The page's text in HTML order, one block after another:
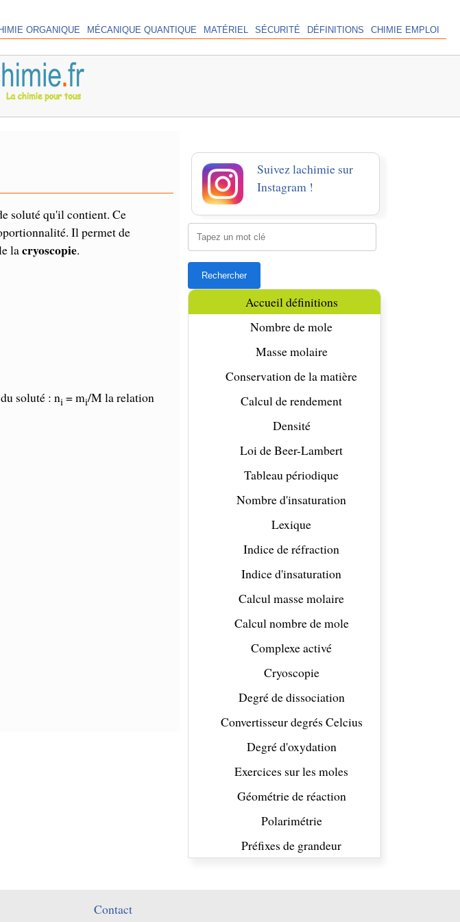
ORGANIQUE MÉCANIQUE QUANTIQUE MATÉRIEL SÉCURITÉ DÉFINITIONS CHIMIE EMPLOI
soluté qu'il contient. Ce
Il permet de
lacryoscopie.
soluté : ni = mi/M la relation
Suivez lachimie sur
Instagram !
Accueil définitions
Nombre de mole
Masse molaire
Conservation de la matière
Calcul de rendement
Densité
Loi de Beer-Lambert
Tableau périodique
Nombre d'insaturation
Lexique
Indice de réfraction
Indice d'insaturation
Calcul masse molaire
Calcul nombre de mole
Complexe activé
Cryoscopie
Degré de dissociation
Convertisseur degrés Celcius
Degré d'oxydation
Exercices sur les moles
Géométrie de réaction
Polarimétrie
Préfixes de grandeur
Contact